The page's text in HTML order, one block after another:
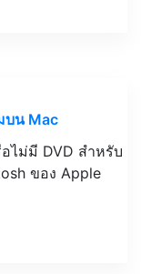
บน Mac
ไม่มี DVD สำหรับ
ของ Apple